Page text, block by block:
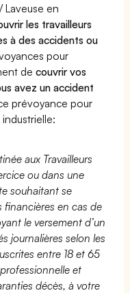
Laveuse en
les travailleurs
à des accidents ou
pour
decouvrir vos
avez un accident
prévoyance pour
aux Travailleurs
ou dans une
souhaitant se
en cas de
le versement d’un
journalières selon les
entre 18 et 65
et
décès, à votre